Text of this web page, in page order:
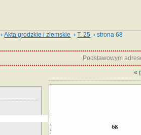
›Akta grodzkie i ziemskie ›T. 25 › strona 68
Podstawowym
«